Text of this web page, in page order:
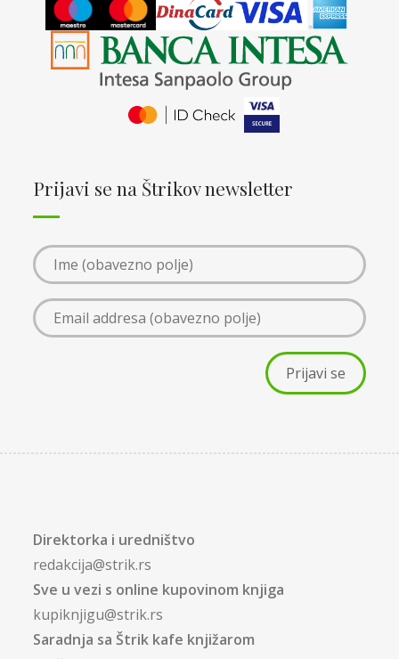
Prijavi se na Štrikov newsletter
Direktorka i uredništvo
redakcija@strik.rs
Sve u vezi s online kupovinom knjiga
kupiknjigu@strik.rs
Saradnja sa Štrik kafe knjižarom